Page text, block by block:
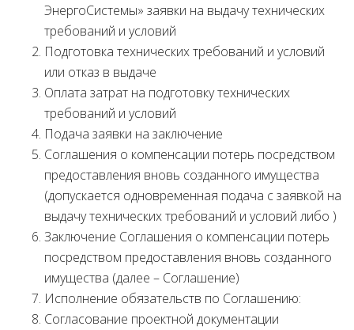
ЭнергоСистемы» заявки на выдачу технических
требований и условий
Подготовка технических требований и условий
или отказ в выдаче
Оплата затрат на подготовку технических
требований и условий
Подача заявки на заключение
Соглашения о компенсации потерь посредством
предоставления вновь созданного имущества
(допускается одновременная подача с заявкой на
выдачу технических требований и условий либо )
Заключение Соглашения о компенсации потерь
посредством предоставления вновь созданного
имущества (далее – Соглашение)
Исполнение обязательств по Соглашению:
Согласование проектной документации